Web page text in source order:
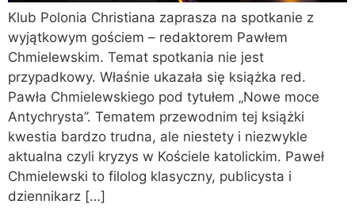
Klub Polonia Christiana zaprasza na spotkanie z
wyjątkowym gościem – redaktorem Pawłem
Chmielewskim. Temat spotkania nie jest
przypadkowy. Właśnie ukazała się książka red.
Pawła Chmielewskiego pod tytułem „Nowe moce
Antychrysta”. Tematem przewodnim tej książki
kwestia bardzo trudna, ale niestety i niezwykle
aktualna czyli kryzys w Kościele katolickim. Paweł
Chmielewski to filolog klasyczny, publicysta i
dziennikarz […]